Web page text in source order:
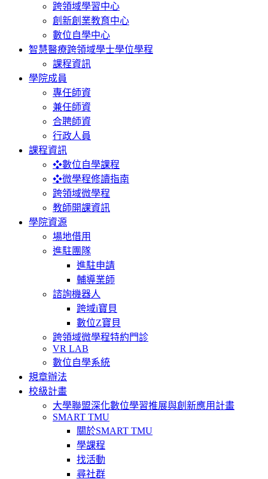
跨領域學習中心
創新創業教育中心
數位自學中心
智慧醫療跨領域學士學位學程
課程資訊
學院成員
專任師資
兼任師資
合聘師資
行政人員
課程資訊
❖數位自學課程
❖微學程修讀指南
跨領域微學程
教師開課資訊
學院資源
場地借用
進駐團隊
進駐申請
輔導業師
諮詢機器人
跨域i寶貝
數位Z寶貝
跨領域微學程特約門診
VR LAB
數位自學系統
規章辦法
校級計畫
大學聯盟深化數位學習推展與創新應用計畫
SMART TMU
關於SMART TMU
學課程
找活動
尋社群